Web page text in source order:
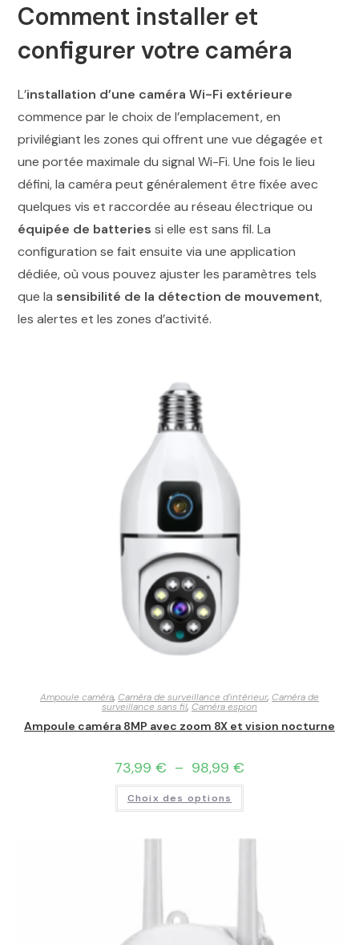
Comment installer et
configurer votre caméra
L’installation d’une caméra Wi-Fi extérieure
commence par le choix de l’emplacement, en
privilégiant les zones qui offrent une vue dégagée et
une portée maximale du signal Wi-Fi. Une fois le lieu
défini, la caméra peut généralement être fixée avec
quelques vis et raccordée au réseau électrique ou
équipée de batteries si elle est sans fil. La
configuration se fait ensuite via une application
dédiée, où vous pouvez ajuster les paramètres tels
que la sensibilité de la détection de mouvement,
les alertes et les zones d’activité.
Ampoule caméra, Caméra de surveillance d'intérieur, Caméra de
surveillance sans fil, Caméra espion
Ampoule caméra 8MP avec zoom 8X et vision nocturne
73,99 € – 98,99 €
Choix des options